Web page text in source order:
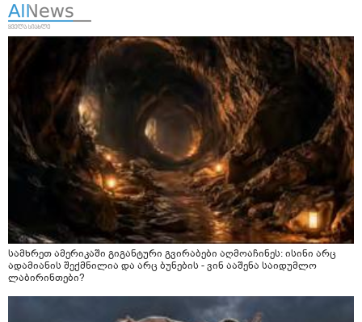
სამხრეთ ამერიკაში გიგანტური გვირაბები აღმოაჩინეს: ისინი არც
ადამიანის შექმნილია და არც ბუნების - ვინ ააშენა საიდუმლო
ლაბირინთები?